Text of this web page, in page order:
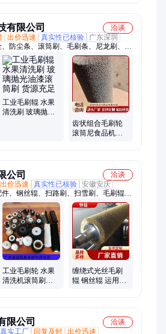
有限公司
洽谈
出价迅速 真实性已核验
广东深圳
防尘条、滚筒刷、毛刷条、尼龙刷、毛
、毛条刷、弹簧刷、毛刷管、清洗机刷、
猪鬃毛刷、除尘刷子、滚筒毛刷、毛刷扫
刷、扶标毛刷、密封刷子、清洗工具、清
工业毛刷辊 水果
清洗刷 玻璃抛光
齿状组合毛刷轮
滚筒尼食品机械
公司
洽谈
出价迅速 真实性已核验 安徽安庆
、钢丝辊、扫路刷、扫雪刷、毛刷辊、
圆盘刷、异形刷、弹簧刷、毛刷轮、清洗
毛刷、钢丝刷、环卫刷、异形毛刷、扫
垃圾桶、清扫器
工业毛刷轮 水果
清洗机滚筒刷批
缠绕式光丝毛刷
辊 钢丝辊 运用灵
限公司
洽谈
真实工厂 回复及时 出价迅速